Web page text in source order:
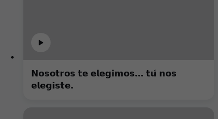
𝗡𝗼𝘀𝗼𝘁𝗿𝗼𝘀 𝘁𝗲 𝗲𝗹𝗲𝗴𝗶𝗺𝗼𝘀... 𝘁𝘂́ 𝗻𝗼𝘀
𝗲𝗹𝗲𝗴𝗶𝘀𝘁𝗲.